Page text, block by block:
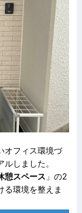
オフィス環境づ
しました。
憩スペース 」の2
る環境を整えま